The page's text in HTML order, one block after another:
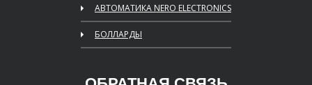
АВТОМАТИКА NERO ELECTRONICS
БОЛЛАРДЫ